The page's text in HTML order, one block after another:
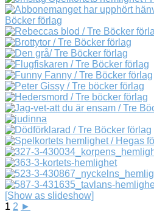
[Show as slideshow]
1 2 ►